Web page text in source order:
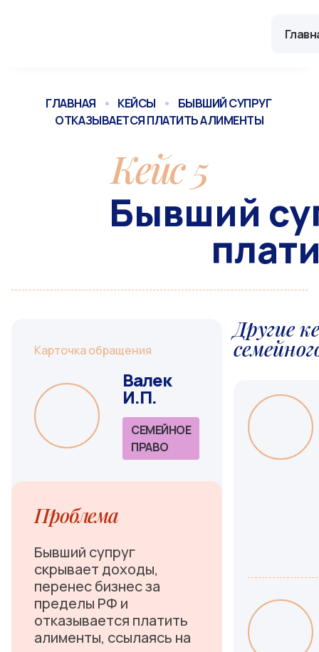
ГЛАВНАЯ • КЕЙСЫ •
БЫВШИЙ СУПРУГ
ОТКАЗЫВАЕТСЯ ПЛАТИТЬ АЛИМЕНТЫ
Кейс 5
Бывший
Карточка обращения
Валек
И.П.
СЕМЕЙНОЕ
ПРАВО
Проблема
Бывший супруг
скрывает доходы,
перенес бизнес за
пределы РФ и
отказывается платить
алименты, ссылаясь на
Другие